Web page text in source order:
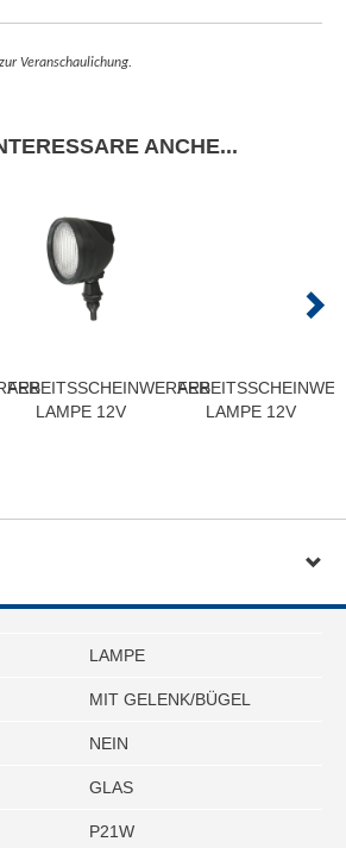
Veranschaulichung.
ANCHE...
ARBEITSSCHEINWERFER
LAMPE 12V
LAMPE 12V
LAMPE
MIT GELENK/BÜGEL
NEIN
GLAS
P21W